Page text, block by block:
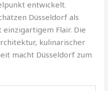
entwickelt.
Düsseldorf als
Flair. Die
kulinarischer
macht Düsseldorf zum